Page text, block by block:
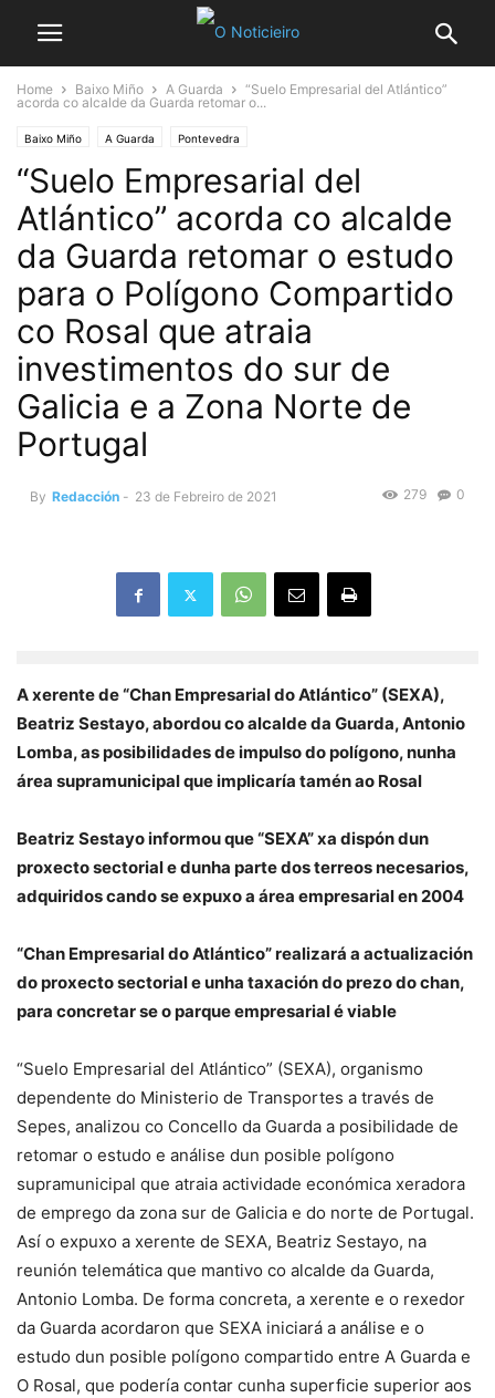
Home Baixo Miño A Guarda
“Suelo Empresarial del Atlántico”
acorda co alcalde da Guarda retomar o...
Baixo Miño A Guarda Pontevedra
“Suelo Empresarial del
Atlántico” acorda co alcalde
da Guarda retomar o estudo
para o Polígono Compartido
co Rosal que atraia
investimentos do sur de
Galicia e a Zona Norte de
Portugal
By Redacción - 23 de Febreiro de 2021 0
279
A xerente de “Chan Empresarial do Atlántico” (SEXA),
Beatriz Sestayo, abordou co alcalde da Guarda, Antonio
Lomba, as posibilidades de impulso do polígono, nunha
área supramunicipal que implicaría tamén ao Rosal
Beatriz Sestayo informou que “SEXA” xa dispón dun
proxecto sectorial e dunha parte dos terreos necesarios,
adquiridos cando se expuxo a área empresarial en 2004
“Chan Empresarial do Atlántico” realizará a actualización
do proxecto sectorial e unha taxación do prezo do chan,
para concretar se o parque empresarial é viable
“Suelo Empresarial del Atlántico” (SEXA), organismo
dependente do Ministerio de Transportes a través de
Sepes, analizou co Concello da Guarda a posibilidade de
retomar o estudo e análise dun posible polígono
supramunicipal que atraia actividade económica xeradora
de emprego da zona sur de Galicia e do norte de Portugal.
Así o expuxo a xerente de SEXA, Beatriz Sestayo, na
reunión telemática que mantivo co alcalde da Guarda,
Antonio Lomba. De forma concreta, a xerente e o rexedor
da Guarda acordaron que SEXA iniciará a análise e o
estudo dun posible polígono compartido entre A Guarda e
O Rosal, que podería contar cunha superficie superior aos